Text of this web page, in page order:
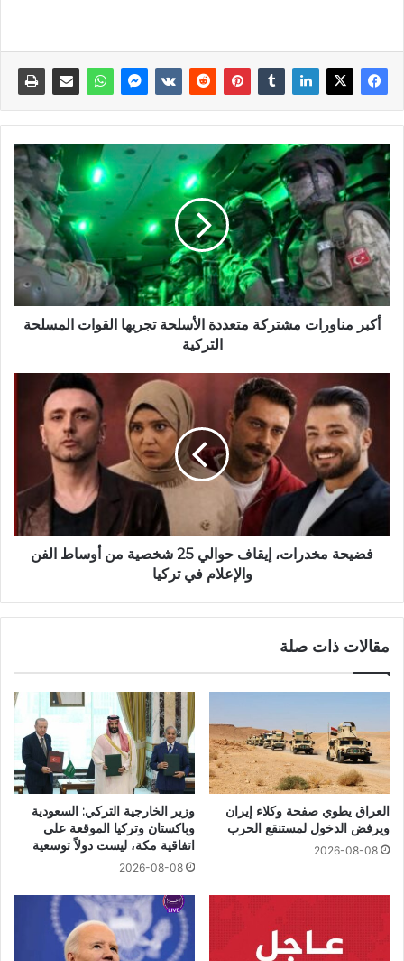
أكبر مناورات مشتركة متعددة الأسلحة تجريها القوات المسلحة
التركية
فضيحة مخدرات، إيقاف حوالي 25 شخصية من أوساط الفن
والإعلام في تركيا
مقالات ذات صلة
العراق يطوي صفحة وكلاء إيران
ويرفض الدخول لمستنقع الحرب
2026-08-08
وزير الخارجية التركي: السعودية
وباكستان وتركيا الموقعة على
اتفاقية مكة، ليست دولاً توسعية
2026-08-08